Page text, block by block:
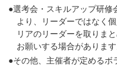
●選考会・スキルアップ研修
より、リーダーではなく
リアのリーダーを取りま
お願いする場合があります
●その他、主催者が定めるボ